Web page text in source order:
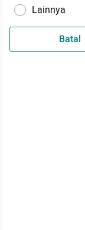
Lainnya
Batal